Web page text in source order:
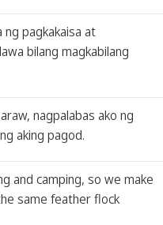
ng pagkakaisa at
bilang magkabilang
nagpalabas ako ng
aking pagod.
and camping, so we make
same feather flock